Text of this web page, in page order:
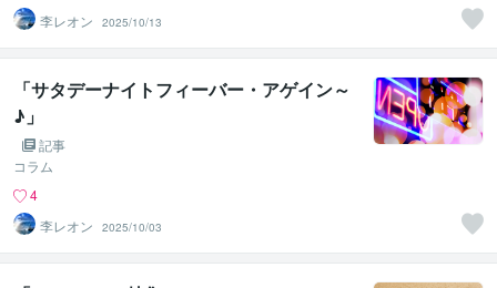
李レオン
2025/10/13
「サタデーナイトフィーバー・アゲイン～
♪」
記事
コラム
4
李レオン
2025/10/03